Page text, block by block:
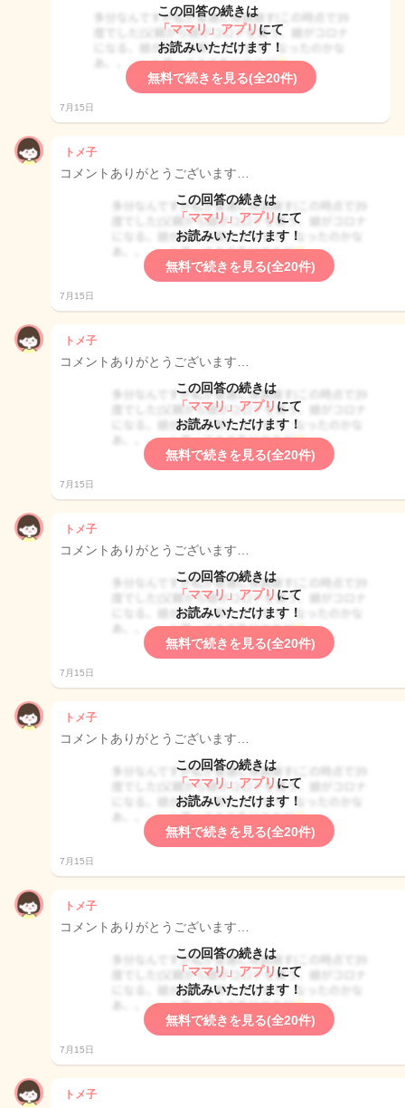
この回答の続きは
「ママリ」アプリ にて
お読みいただけます！
無料で続きを見る(全20件)
7月15日
トメ子
コメントありがとうございます…
この回答の続きは
「ママリ」アプリ にて
お読みいただけます！
無料で続きを見る(全20件)
7月15日
トメ子
コメントありがとうございます…
この回答の続きは
「ママリ」アプリ にて
お読みいただけます！
無料で続きを見る(全20件)
7月15日
トメ子
コメントありがとうございます…
この回答の続きは
「ママリ」アプリ にて
お読みいただけます！
無料で続きを見る(全20件)
7月15日
トメ子
コメントありがとうございます…
この回答の続きは
「ママリ」アプリ にて
お読みいただけます！
無料で続きを見る(全20件)
7月15日
トメ子
コメントありがとうございます…
この回答の続きは
「ママリ」アプリ にて
お読みいただけます！
無料で続きを見る(全20件)
7月15日
トメ子